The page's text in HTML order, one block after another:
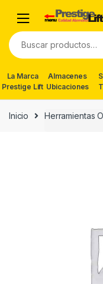
navigation
content
Buscar
por:
La Marca
Prestige Lift
Almacenes
Ubicaciones
Inicio Herramientas